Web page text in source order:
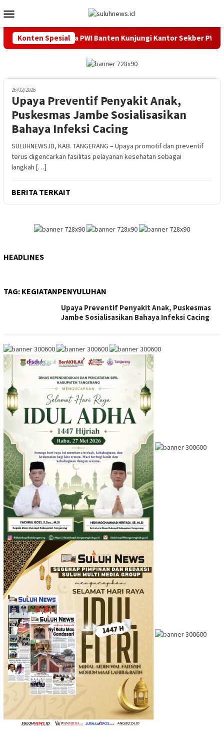
ke
kontenMobile
Konten Spesial
Daerah, Ketua PWI Banten Kunjungi Kantor Sekber PWI dan
26/02/2026
Upaya Preventif Penyakit Anak,
Puskesmas Jambe Sosialisasikan
Bahaya Infeksi Cacing
SULUHNEWS.ID, KAB. TANGERANG – Upaya promotif dan preventif
terus digencarkan fasilitas pelayanan kesehatan sebagai
langkah […]
BERITA TERKAIT
HEADLINES
TAG: KEGIATANPENYULUHAN
Upaya Preventif Penyakit Anak, Puskesmas
Jambe Sosialisasikan Bahaya Infeksi Cacing